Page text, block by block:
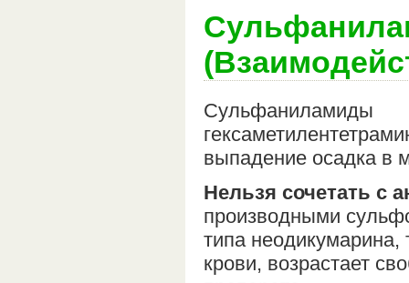
выпадение осадка в
Нельзя сочетать с
производными
типа неодикумарина,
крови, возрастает